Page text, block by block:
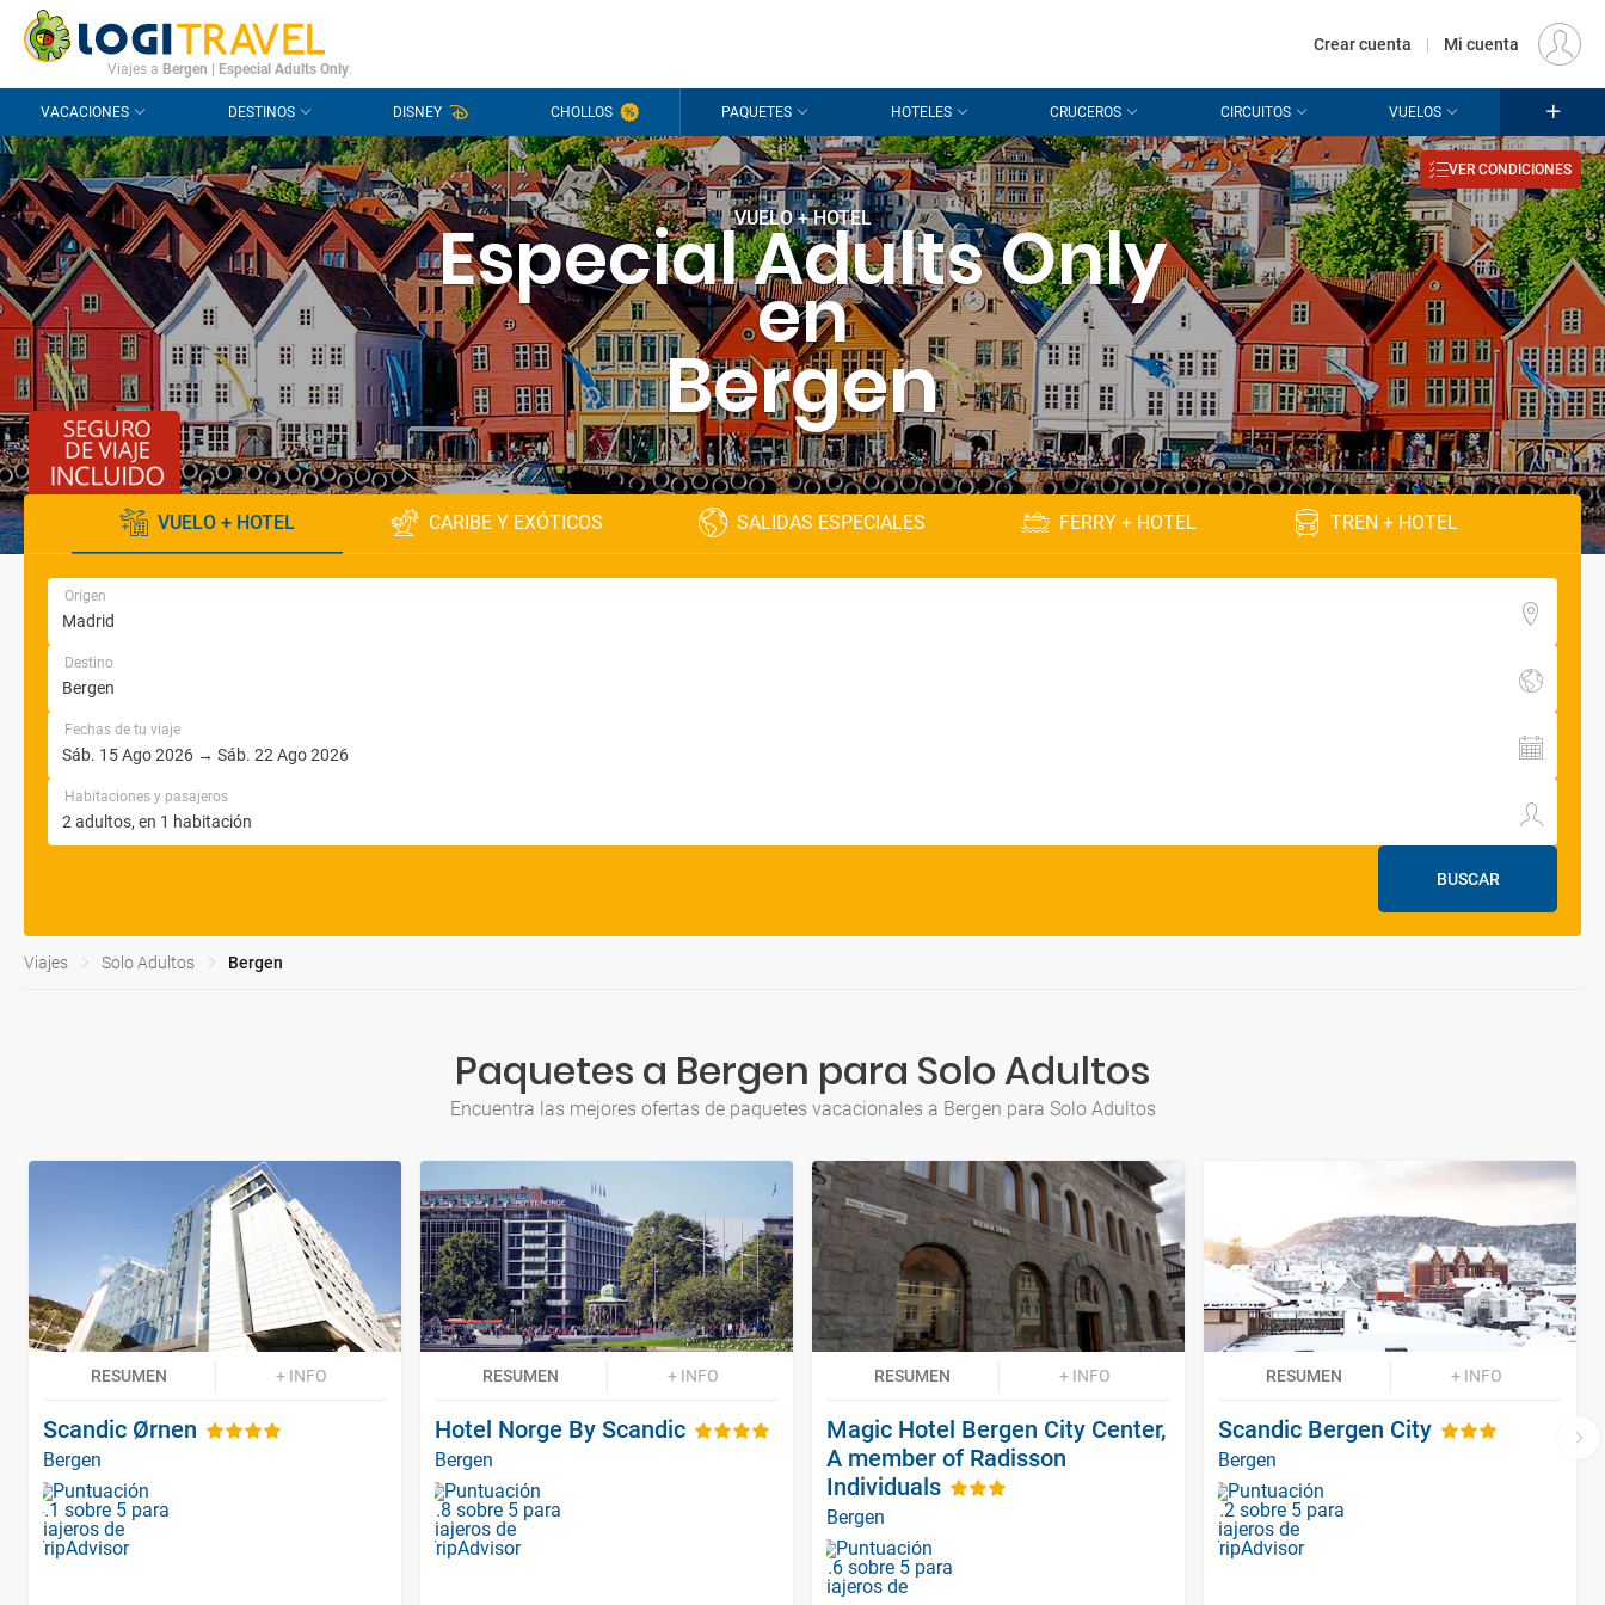
CONTACTO PREGUNTAS FRECUENTES EUR
Viajes a Bergen Especial Adults Only.
Crear cuenta | Mi cuenta
VACACIONES DESTINOS DISNEY CHOLLOS PAQUETES HOTELES CRUCEROS CIRCUITOS VUELOS
VUELO + HOTEL
Especial Adults Only
en
Bergen
VER CONDICIONES
VUELO + HOTEL CARIBE Y EXÓTICOS SALIDAS ESPECIALES FERRY + HOTEL TREN + HOTEL
Origen
Destino
Fechas de tu viaje
Habitaciones y pasajeros
BUSCAR
Viajes Solo Adultos Bergen
Paquetes a Bergen para Solo Adultos
Encuentra las mejores ofertas de paquetes vacacionales a Bergen para Solo Adultos
RESUMEN + INFO
Scandic Ørnen
Bergen
RESUMEN + INFO
Hotel Norge By Scandic
Bergen
RESUMEN + INFO
Magic Hotel Bergen City Center,
A member of Radisson
Individuals
Bergen
RESUMEN + INFO
Scandic Bergen City
Bergen